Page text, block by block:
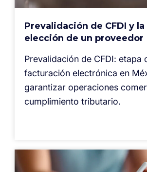
Prevalidación de CFDI y la
elección de un proveedor
Prevalidación de CFDI: etapa
facturación electrónica en
garantizar operaciones
cumplimiento tributario.